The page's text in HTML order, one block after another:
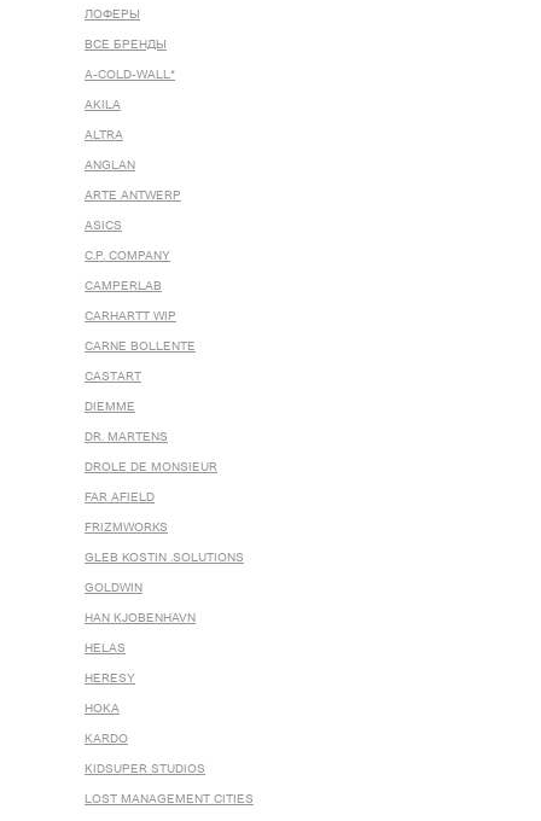
ЛОФЕРЫ
ВСЕ БРЕНДЫ
A-COLD-WALL*
AKILA
ALTRA
ANGLAN
ARTE ANTWERP
ASICS
C.P. COMPANY
CAMPERLAB
CARHARTT WIP
CARNE BOLLENTE
CASTART
DIEMME
DR. MARTENS
DROLE DE MONSIEUR
FAR AFIELD
FRIZMWORKS
GLEB KOSTIN .SOLUTIONS
GOLDWIN
HAN KJOBENHAVN
HELAS
HERESY
HOKA
KARDO
KIDSUPER STUDIOS
LOST MANAGEMENT CITIES